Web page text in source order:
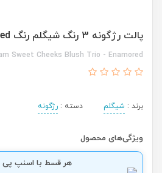
پالت رژگونه 3 رنگ شیگلم رنگ Enamored^
Sweet Cheeks Blush Trio - Enamored
برند : شیگلم دسته : رژگونه
ویژگی‌های محصول
هر قسط با اسنپ پی